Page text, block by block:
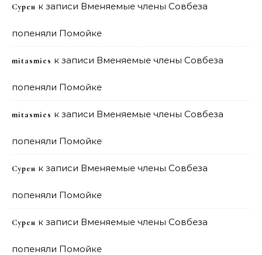
Сурен к записи Вменяемые члены Совбеза
попеняли Помойке
mitasmies к записи Вменяемые члены Совбеза
попеняли Помойке
mitasmies к записи Вменяемые члены Совбеза
попеняли Помойке
Сурен к записи Вменяемые члены Совбеза
попеняли Помойке
Сурен к записи Вменяемые члены Совбеза
попеняли Помойке